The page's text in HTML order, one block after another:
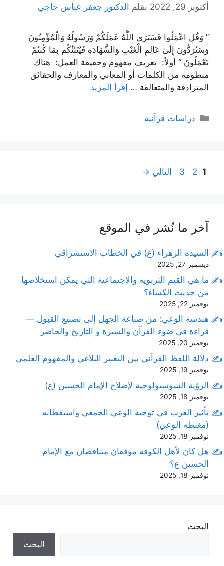
أكتوبر 29, 2022 بقلم الدكتور جعفر عباس حاجي
” وَقُلِ اعْمَلُوا فَسَيَرَى اللَّهُ عَمَلَكُمْ وَرَسُولُهُ وَالْمُؤْمِنُونَ
وَسَتُرَدُّونَ إِلَىٰ عَالِمِ الْغَيْبِ وَالشَّهَادَةِ فَيُنَبِّئُكُم بِمَا كُنتُمْ
تَعْمَلُونَ “ أولاً: تعريف مفهوم وحقيقة العمل: هناك
منظومة من الكلمات أو المعاني والمعارف والحقائق
المترادفة والمتعالقة … إقرأ المزيد
التصنيفات
دراسات قرآنية
Page
1
Page
2
Page
3 التالي →
آخر ما نُشر في الموقع
السيدة الزهراء (ع) في الخطاب الاستشراقي
ديسمبر 27, 2025
ما هي القيم التربوية والاجتماعية التي يمكن استخلاصها
من حديث الكساء؟
نوفمبر 22, 2025
هندسة الوعي: من صناعة الجهل إلى تصنيع القبول —
قراءة في ضوء القرآن والسيرة و التاريخ والحاضر
نوفمبر 20, 2025
دلالة اللفظ القرآني بين التعبير البلاغي والمفهوم العلمي
نوفمبر 19, 2025
الرؤية السوسيولوجية لإصلاح الإمام الحسين (ع)
نوفمبر 18, 2025
تأثير الغرب في توجيه الوعي الجمعي واستقطابه
(مغنطة الوعي)
نوفمبر 18, 2025
هل كان لأهل الكوفة موقفان متناقضان مع الإمام
الحسين ع؟
نوفمبر 18, 2025
البحث
البحث